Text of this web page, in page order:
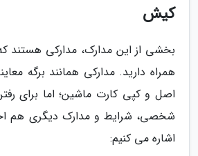
کیش
بخشی از این مدارک، مدارکی هستند
همراه دارید. مدارکی همانند برگه
اصل و کپی کارت ماشین؛ اما برای
شخصی، شرایط و مدارک دیگری هم
اشاره می کنیم: